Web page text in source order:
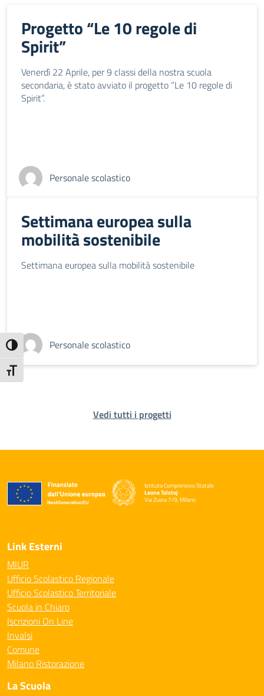
Attiva/disattiva alto contrasto
Attiva/disattiva dimensione testo
Progetto “Le 10 regole di
Spirit”
Venerdì 22 Aprile, per 9 classi della nostra scuola
secondaria, è stato avviato il progetto “Le 10 regole di
Spirit”.
Personale scolastico
Settimana europea sulla
mobilità sostenibile
Settimana europea sulla mobilità sostenibile
Personale scolastico
Vedi tutti i progetti
Istituto Comprensivo Statale
Leone Tolstoj
Via Zuara 7/9, Milano
— Visita la pagina iniziale della scuola
Link Esterni
MIUR
Ufficio Scolastico Regionale
Ufficio Scolastico Territoriale
Scuola in Chiaro
Iscrizioni On Line
Invalsi
Comune
Milano Ristorazione
La Scuola